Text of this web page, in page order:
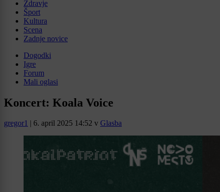
Zdravje
Šport
Kultura
Scena
Zadnje novice
Dogodki
Igre
Forum
Mali oglasi
Koncert: Koala Voice
gregor1 | 6. april 2025 14:52 v Glasba